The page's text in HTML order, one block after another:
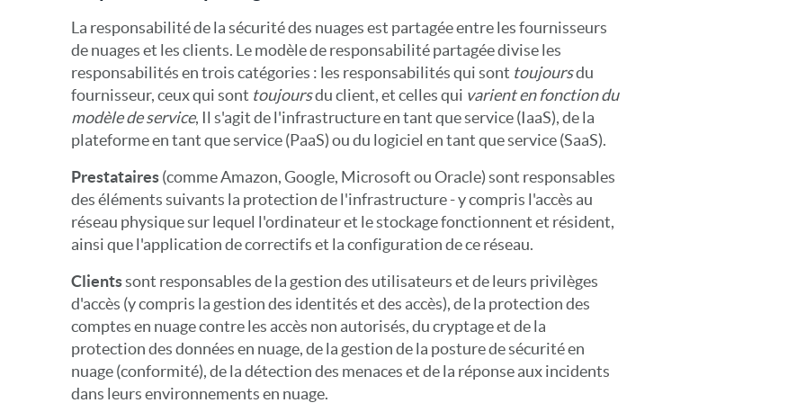
La responsabilité de la sécurité des nuages est partagée entre les fournisseurs
de nuages et les clients. Le modèle de responsabilité partagée divise les
responsabilités en trois catégories : les responsabilités qui sont toujoursdu
fournisseur, ceux qui sont toujoursdu client, et celles qui varient en fonction du
modèle de service, Il s'agit de l'infrastructure en tant que service (IaaS), de la
plateforme en tant que service (PaaS) ou du logiciel en tant que service (SaaS).
Prestataires(comme Amazon, Google, Microsoft ou Oracle) sont responsables
des éléments suivants la protection de l'infrastructure - y compris l'accès au
réseau physique sur lequel l'ordinateur et le stockage fonctionnent et résident,
ainsi que l'application de correctifs et la configuration de ce réseau.
Clientssont responsables de la gestion des utilisateurs et de leurs privilèges
d'accès (y compris la gestion des identités et des accès), de la protection des
comptes en nuage contre les accès non autorisés, du cryptage et de la
protection des données en nuage, de la gestion de la posture de sécurité en
nuage (conformité), de la détection des menaces et de la réponse aux incidents
dans leurs environnements en nuage.